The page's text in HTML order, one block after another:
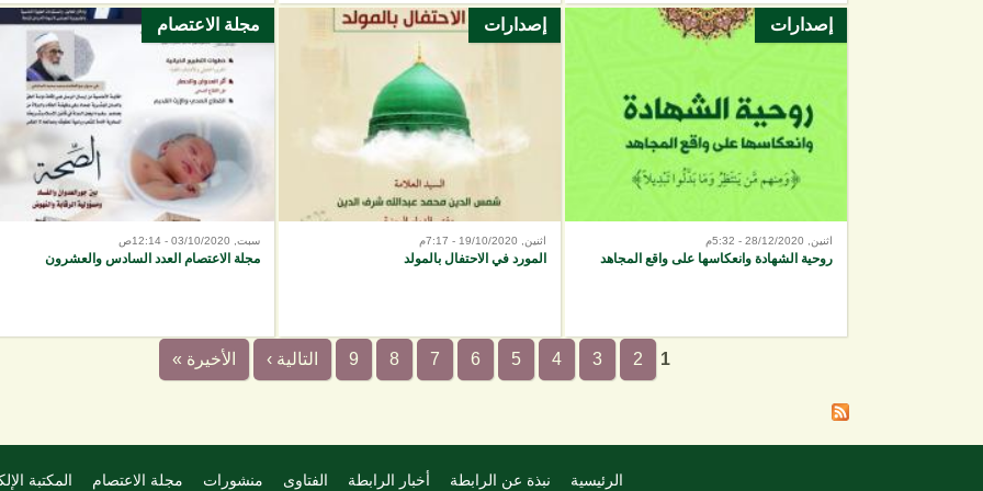
إصدارات
اثنين, 28/12/2020 - 5:32م
روحية الشهادة وانعكاسها على واقع المجاهد
إصدارات
اثنين, 19/10/2020 - 7:17م
المورد في الاحتفال بالمولد
مجلة الاعتصام
سبت, 03/10/2020 - 12:14ص
مجلة الاعتصام العدد السادس والعشرون
1
2
3
4
5
6
7
8
9 التالية › الأخيرة »
الرئيسية نبذة عن الرابطة أخبار الرابطة الفتاوى منشورات مجلة الاعتصام المكتبة